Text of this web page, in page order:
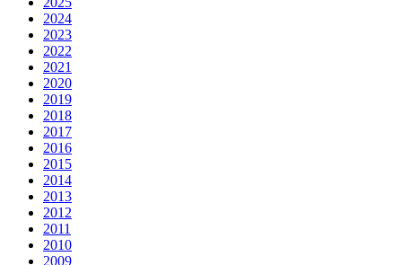
2024
2023
2022
2021
2020
2019
2018
2017
2016
2015
2014
2013
2012
2011
2010
2009